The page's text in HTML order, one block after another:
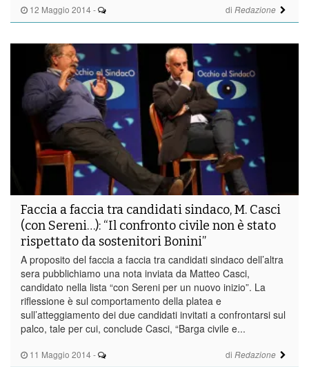
12 Maggio 2014 - di Redazione
11 Maggio 2014 - di Redazione
Faccia a faccia tra candidati sindaco, M. Casci
(con Sereni…): “Il confronto civile non è stato
rispettato da sostenitori Bonini”
A proposito del faccia a faccia tra candidati sindaco dell’altra
sera pubblichiamo una nota inviata da Matteo Casci,
candidato nella lista “con Sereni per un nuovo inizio”. La
riflessione è sul comportamento della platea e
sull’atteggiamento dei due candidati invitati a confrontarsi sul
palco, tale per cui, conclude Casci, “Barga civile e...